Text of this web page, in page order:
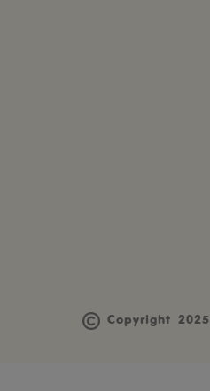
Copyright 2025